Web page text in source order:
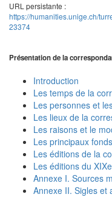
URL persistante :
https://humanities.unige.ch/
23374
Présentation de la
Introduction
Les temps de la
Les personnes et
Les lieux de la
Les raisons et le
Les principaux
Les éditions de la
Les éditions du
Annexe I. Sources
Annexe II. Sigles et